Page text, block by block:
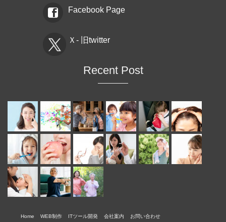
Facebook Page
Ｘ- 旧twitter
Recent Post
Home WEB制作 ITツール開発 会社案内 お問い合わせ